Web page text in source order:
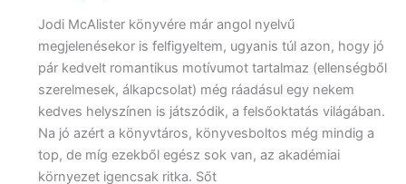
Jodi McAlister könyvére már angol nyelvű
megjelenésekor is felfigyeltem, ugyanis túl azon, hogy jó
pár kedvelt romantikus motívumot tartalmaz (ellenségből
szerelmesek, álkapcsolat) még ráadásul egy nekem
kedves helyszínen is játszódik, a felsőoktatás világában.
Na jó azért a könyvtáros, könyvesboltos még mindig a
top, de míg ezekből egész sok van, az akadémiai
környezet igencsak ritka. Sőt